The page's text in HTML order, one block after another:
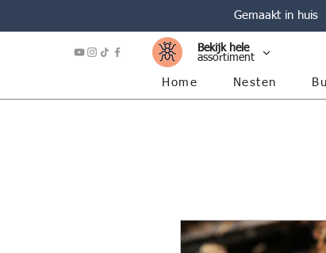
Gemaakt in huis
Bekijk hele
assortiment
Home Nesten